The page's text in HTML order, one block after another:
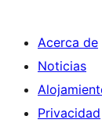
Acerca de
Noticias
Privacidad